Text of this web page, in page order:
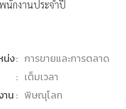
นักงานประจำปี
น่ง: การขายและการตลาด
: เต็มเวลา
น : พิษณุโลก